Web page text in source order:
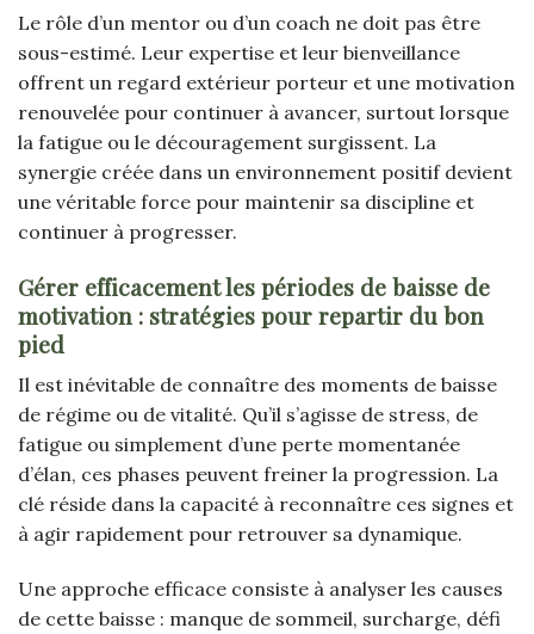
Le rôle d’un mentor ou d’un coach ne doit pas être
sous-estimé. Leur expertise et leur bienveillance
offrent un regard extérieur porteur et une motivation
renouvelée pour continuer à avancer, surtout lorsque
la fatigue ou le découragement surgissent. La
synergie créée dans un environnement positif devient
une véritable force pour maintenir sa discipline et
continuer à progresser.
Gérer efficacement les périodes de baisse de
motivation : stratégies pour repartir du bon
pied
Il est inévitable de connaître des moments de baisse
de régime ou de vitalité. Qu’il s’agisse de stress, de
fatigue ou simplement d’une perte momentanée
d’élan, ces phases peuvent freiner la progression. La
clé réside dans la capacité à reconnaître ces signes et
à agir rapidement pour retrouver sa dynamique.
Une approche efficace consiste à analyser les causes
de cette baisse : manque de sommeil, surcharge, défi